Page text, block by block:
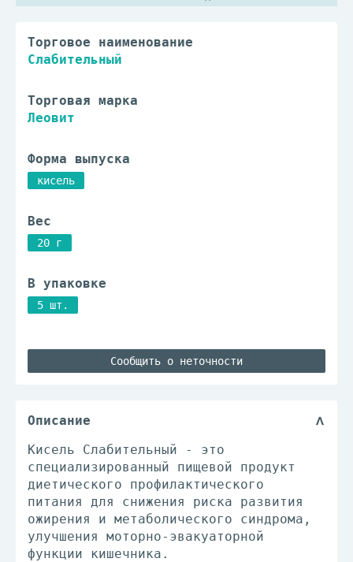
Торговое наименование
Слабительный
Торговая марка
Леовит
Форма выпуска
кисель
Вес
20 г
В упаковке
5 шт.
Сообщить о неточности
Описание
Кисель Слабительный - это
специализированный пищевой продукт
диетического профилактического
питания для снижения риска развития
ожирения и метаболического синдрома,
улучшения моторно-эвакуаторной
функции кишечника.